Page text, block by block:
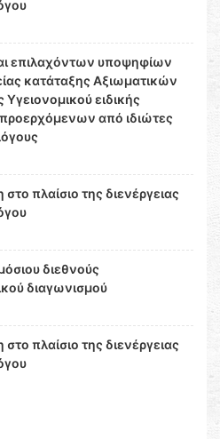
επιλαχόντων υποψηφίων
κατάταξης Αξιωματικών
ειδικής
από ιδιώτες
πλαίσιο της διενέργειας
διεθνούς
διαγωνισμού
πλαίσιο της διενέργειας